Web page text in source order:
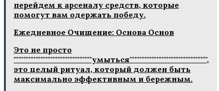
перейдем к арсеналу средств, которые
помогут вам одержать победу.
Ежедневное Очищение: Основа Основ
Это не просто
""""""""""""""""""""""""""""""""умыться"""""""""""""""""""""""""""""""",
это целый ритуал, который должен быть
максимально эффективным и бережным.